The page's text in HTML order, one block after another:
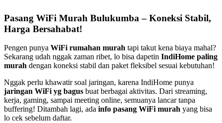
Pasang WiFi Murah Bulukumba – Koneksi Stabil,
Harga Bersahabat!
Pengen punya WiFi rumahan murah tapi takut kena biaya mahal?
Sekarang udah nggak zaman ribet, lo bisa dapetin IndiHome paling
murah dengan koneksi stabil dan paket fleksibel sesuai kebutuhan!
Nggak perlu khawatir soal jaringan, karena IndiHome punya
jaringan WiFi yg bagus buat berbagai aktivitas. Dari streaming,
kerja, gaming, sampai meeting online, semuanya lancar tanpa
buffering! Ditambah lagi, ada info pasang WiFi murah yang bisa
lo cek sebelum daftar.